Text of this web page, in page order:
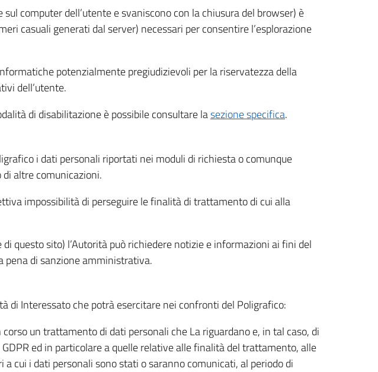
computer dell’utente e svaniscono con la chiusura del browser) è
casuali generati dal server) necessari per consentire l’esplorazione
potenzialmente pregiudizievoli per la riservatezza della
dell’utente.
di disabilitazione è possibile consultare lasezione specifica.
i dati personali riportati nei moduli di richiesta o comunque
altre comunicazioni.
impossibilità di perseguire le finalità di trattamento di cui alla
questo sito) l’Autorità può richiedere notizie e informazioni ai fini del
pena di sanzione amministrativa.
di Interessato che potrà esercitare nei confronti del Poligrafico:
un trattamento di dati personali che La riguardano e, in tal caso, di
ed in particolare a quelle relative alle finalità del trattamento, alle
cui i dati personali sono stati o saranno comunicati, al periodo di